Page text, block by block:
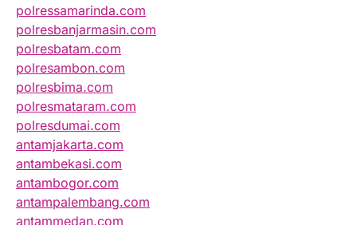
polressamarinda.com
polresbanjarmasin.com
polresbatam.com
polresambon.com
polresbima.com
polresmataram.com
polresdumai.com
antamjakarta.com
antambekasi.com
antambogor.com
antampalembang.com
antammedan.com